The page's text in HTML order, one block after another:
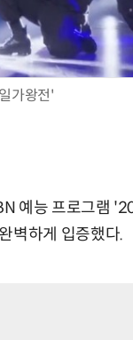
가왕전'
예능 프로그램
벽하게 입증했다.